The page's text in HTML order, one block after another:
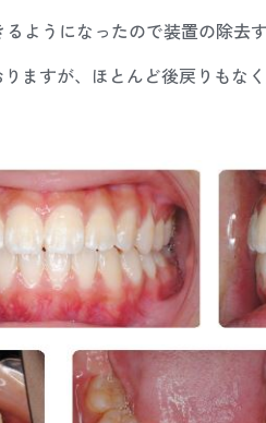
ようになったので装置の除去
ますが、ほとんど後戻りもな